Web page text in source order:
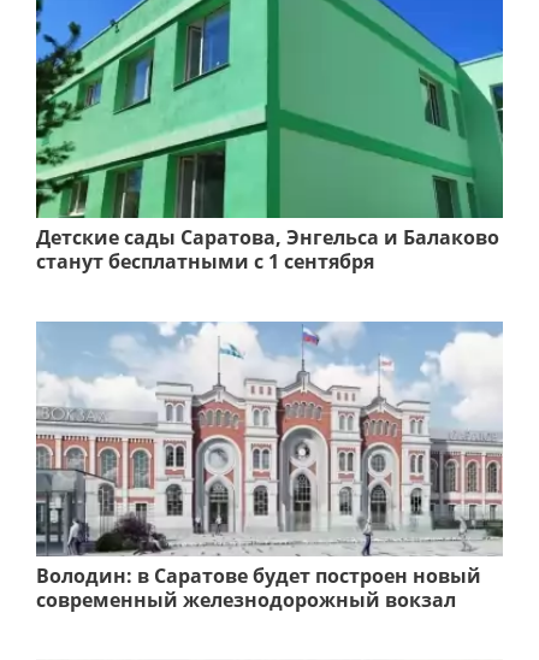
Детские сады Саратова, Энгельса и Балаково
станут бесплатными с 1 сентября
Володин: в Саратове будет построен новый
современный железнодорожный вокзал